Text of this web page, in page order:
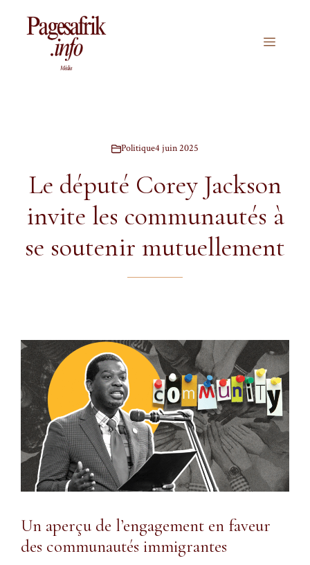
Menu
Politique4 juin 2025
Le député Corey Jackson
invite les communautés à
se soutenir mutuellement
Un aperçu de l’engagement en faveur
des communautés immigrantes